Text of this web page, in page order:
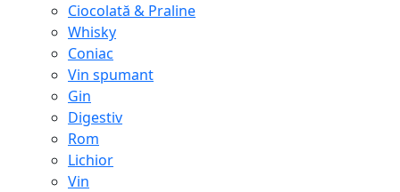
Ciocolată & Praline
Whisky
Coniac
Vin spumant
Gin
Digestiv
Rom
Lichior
Vin